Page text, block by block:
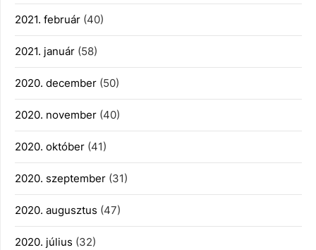
2021. február (40)
2021. január (58)
2020. december (50)
2020. november (40)
2020. október (41)
2020. szeptember (31)
2020. augusztus (47)
2020. július (32)